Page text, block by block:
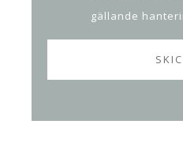
gällande